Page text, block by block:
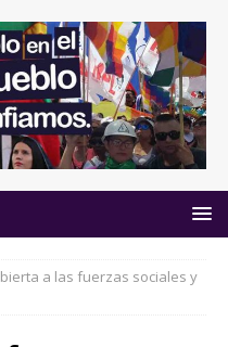
a las fuerzas sociales y